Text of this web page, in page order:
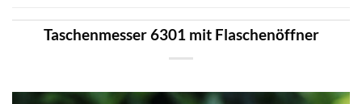
Taschenmesser 6301 mit Flaschenöffner